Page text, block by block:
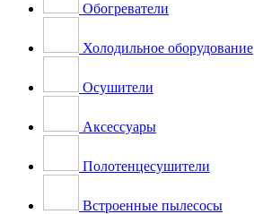
Обогреватели
Холодильное оборудование
Осушители
Аксессуары
Полотенцесушители
Встроенные пылесосы